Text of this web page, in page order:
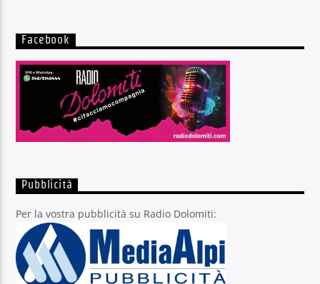
Facebook
Pubblicità
Per la vostra pubblicità su Radio Dolomiti: